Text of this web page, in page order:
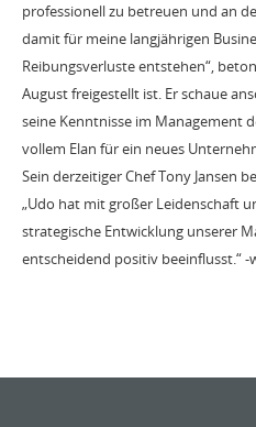
professionell zu betreuen und an
damit für meine langjährigen
Reibungsverluste entstehen“,
August freigestellt ist. Er schaue
seine Kenntnisse im Management
vollem Elan für ein neues
Sein derzeitiger Chef Tony Jansen
„Udo hat mit großer Leidenschaft
strategische Entwicklung unserer
entscheidend positiv beeinflusst.“ -